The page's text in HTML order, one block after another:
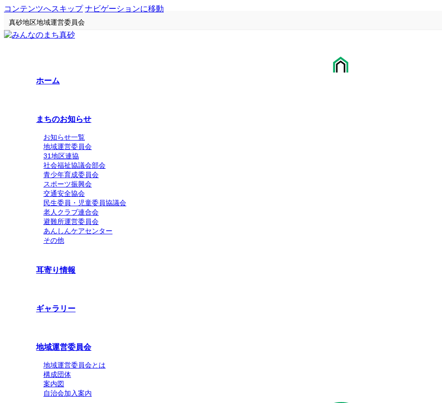
コンテンツへスキップ ナビゲーションに移動
真砂地区地域運営委員会
ホーム
まちのお知らせ
お知らせ一覧
地域運営委員会
31地区連協
社会福祉協議会部会
青少年育成委員会
スポーツ振興会
交通安全協会
民生委員・児童委員協議会
老人クラブ連合会
避難所運営委員会
あんしんケアセンター
その他
耳寄り情報
ギャラリー
地域運営委員会
地域運営委員会とは
構成団体
案内図
自治会加入案内